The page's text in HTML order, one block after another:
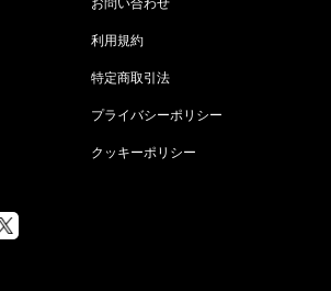
利用規約
特定商取引法
プライバシーポリシー
クッキーポリシー